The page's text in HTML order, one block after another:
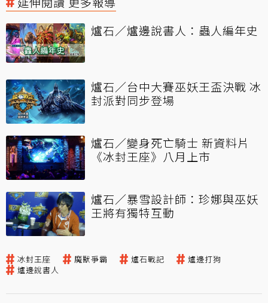
爐石／爐邊說書人：蟲人編年史
爐石／台中大賽巫妖王盃決戰 冰
封派對同步登場
爐石／變身死亡騎士 新資料片
《冰封王座》八月上市
爐石／暴雪設計師：珍娜與巫妖
王將有獨特互動
冰封王座 魔獸爭霸 爐石戰記
爐邊打狗
爐邊說書人